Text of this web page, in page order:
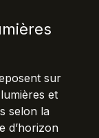
sur
et
selon la
d’horizon